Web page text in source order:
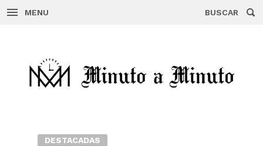
MENU BUSCAR
DESTACADAS